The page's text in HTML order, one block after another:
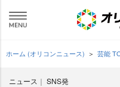
ホーム (オリコンニュース) 芸能
ニュース SNS発